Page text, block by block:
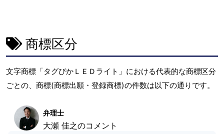
商標区分
文字商標「タグぴかＬＥＤライト」における代表的な商標区分
ごとの、商標(商標出願・登録商標)の件数は以下の通りです。
弁理士
大瀬 佳之のコメント